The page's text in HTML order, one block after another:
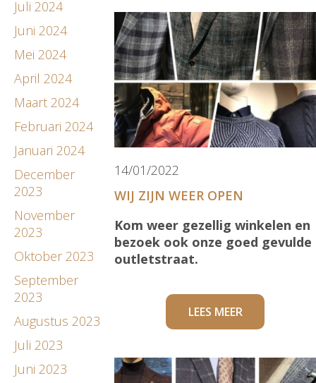
Juli 2024
Juni 2024
Mei 2024
April 2024
Maart 2024
Februari 2024
Januari 2024
December
2023
November
2023
Oktober 2023
September
2023
Augustus 2023
Juli 2023
Juni 2023
14/01/2022
WIJ ZIJN WEER OPEN
Kom weer gezellig winkelen en
bezoek ook onze goed gevulde
outletstraat.
LEES MEER